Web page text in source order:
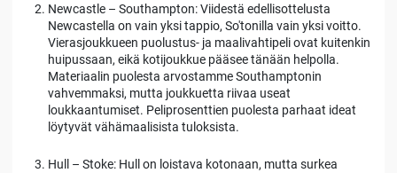
Newcastle – Southampton: Viidestä edellisottelusta
Newcastella on vain yksi tappio, So'tonilla vain yksi voitto.
Vierasjoukkueen puolustus- ja maalivahtipeli ovat kuitenkin
huipussaan, eikä kotijoukkue pääsee tänään helpolla.
Materiaalin puolesta arvostamme Southamptonin
vahvemmaksi, mutta joukkuetta riivaa useat
loukkaantumiset. Peliprosenttien puolesta parhaat ideat
löytyvät vähämaalisista tuloksista.
Hull – Stoke: Hull on loistava kotonaan, mutta surkea